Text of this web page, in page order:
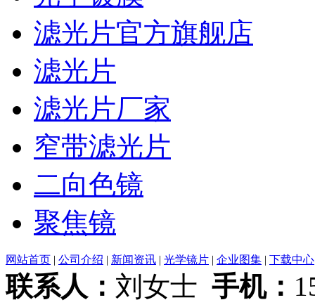
滤光片官方旗舰店
滤光片
滤光片厂家
窄带滤光片
二向色镜
聚焦镜
网站首页 | 公司介绍 | 新闻资讯 | 光学镜片 | 企业图集 | 下载中心
联系人： 刘女士 手机：